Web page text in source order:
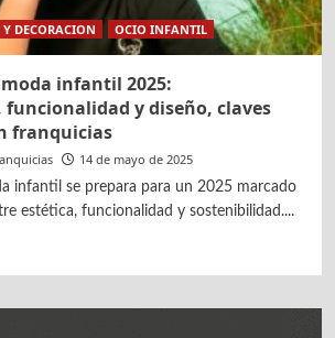
DECORACION OCIO INFANTIL
infantil 2025:
y diseño, claves
franquicias
14 de mayo de 2025
infantil se prepara para un 2025 marcado
estética, funcionalidad y sostenibilidad....